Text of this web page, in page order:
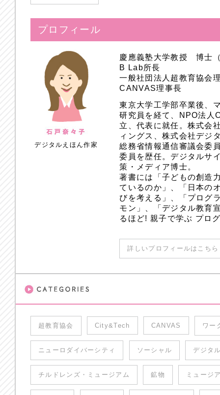
プロフィール
デジタルえほん作家
慶應義塾大学教授 博士
B Lab所長
一般社団法人超教育協会
CANVAS理事長
東京大学工学部卒業後、
研究員を経て、NPO法人
立、代表に就任。株式会
ィングス、株式会社デジ
総務省情報通信審議会委
委員を歴任。デジタルサ
策・メディア博士。
著書には「子どもの創造
ているのか」、「日本の
びを考える」、「プログ
モン」、「デジタル教育
るほど! 親子で学ぶ プロ
詳しいプロフィールはこち
超教育協会 City&Tech CANVAS ワー
ニューロダイバーシティ ソーシャル デジタ
チルドレンズ・ミュージアム 鉱物 ミュージ